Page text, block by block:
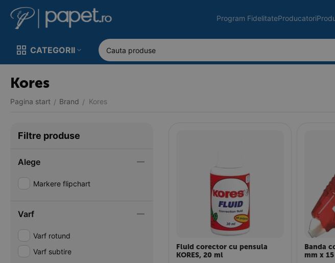
Program FidelitateProducatori
CATEGORII
Kores
Pagina start / Brand / Kores
Fluid corector cu pensula
KORES, 20 ml
Banda
mm x
Filtre produse
Alege
Markere flipchart
Varf
Varf rotund
Varf subtire